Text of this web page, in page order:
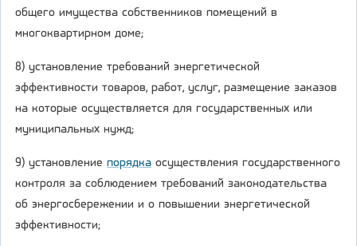
общего имущества собственников помещений в
многоквартирном доме;
8) установление требований энергетической
эффективности товаров, работ, услуг, размещение заказов
на которые осуществляется для государственных или
муниципальных нужд;
9) установление порядка осуществления государственного
контроля за соблюдением требований законодательства
об энергосбережении и о повышении энергетической
эффективности;